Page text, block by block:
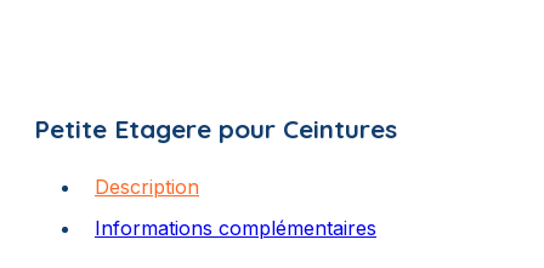
Petite Etagere pour Ceintures
Description
Informations complémentaires